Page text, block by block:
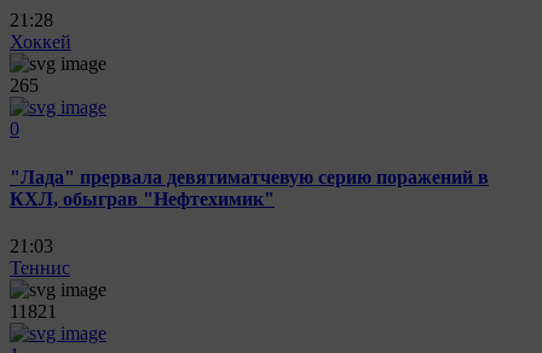
21:28
Хоккей
265
0
"Лада" прервала девятиматчевую серию поражений в
КХЛ, обыграв "Нефтехимик"
21:03
Теннис
11821